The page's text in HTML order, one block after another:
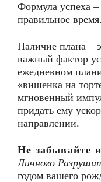
Формула успеха
правильное время.
Наличие плана –
важный фактор
ежедневном
«вишенка на
мгновенный
придать ему
направлении.
Не забывайте
Личного
годом вашего